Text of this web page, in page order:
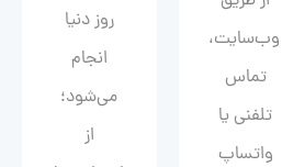
وب‌سایت،
تماس
تلفنی یا
واتساپ
روز دنیا
انجام
می‌شود؛
از